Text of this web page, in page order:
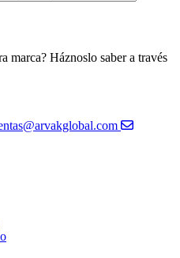
marca? Háznoslo saber a través